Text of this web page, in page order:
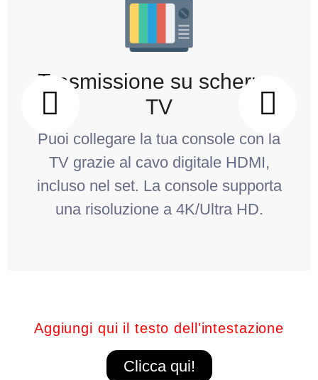
Trasmissione su schermo
TV
Puoi collegare la tua console con la
TV grazie al cavo digitale HDMI,
incluso nel set. La console supporta
una risoluzione a 4K/Ultra HD.
Aggiungi qui il testo dell'intestazione
Clicca qui!